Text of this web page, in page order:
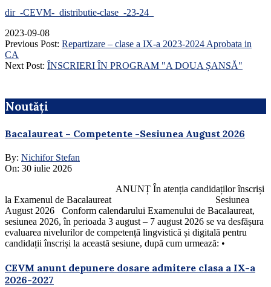
dir_-CEVM-_distributie-clase_-23-24_
2023-09-08
Previous Post: Repartizare – clase a IX-a 2023-2024 Aprobata in
CA
Next Post: ÎNSCRIERI ÎN PROGRAM "A DOUA ȘANSĂ"
Noutăți
Bacalaureat – Competente -Sesiunea August 2026
By: Nichifor Stefan
On: 30 iulie 2026
ANUNȚ În atenția candidaților înscriși
la Examenul de Bacalaureat Sesiunea
August 2026 Conform calendarului Examenului de Bacalaureat,
sesiunea 2026, în perioada 3 august – 7 august 2026 se va desfășura
evaluarea nivelurilor de competență lingvistică și digitală pentru
candidații înscriși la această sesiune, după cum urmează: •
CEVM anunt depunere dosare admitere clasa a IX-a
2026-2027